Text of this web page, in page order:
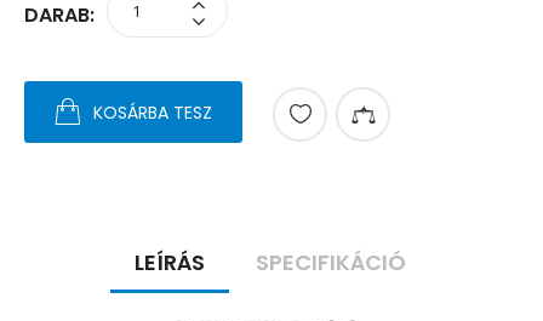
DARAB:
KOSÁRBA TESZ
LEÍRÁS SPECIFIKÁCIÓ